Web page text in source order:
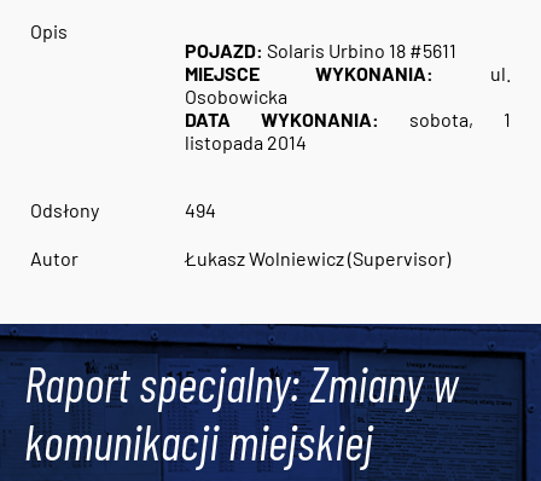
Opis
POJAZD: Solaris Urbino 18 #5611
MIEJSCE WYKONANIA:
ul.
Osobowicka
DATA WYKONANIA: sobota, 1
listopada 2014
Odsłony 494
Autor Łukasz Wolniewicz (Supervisor)
Raport specjalny: Zmiany w
komunikacji miejskiej